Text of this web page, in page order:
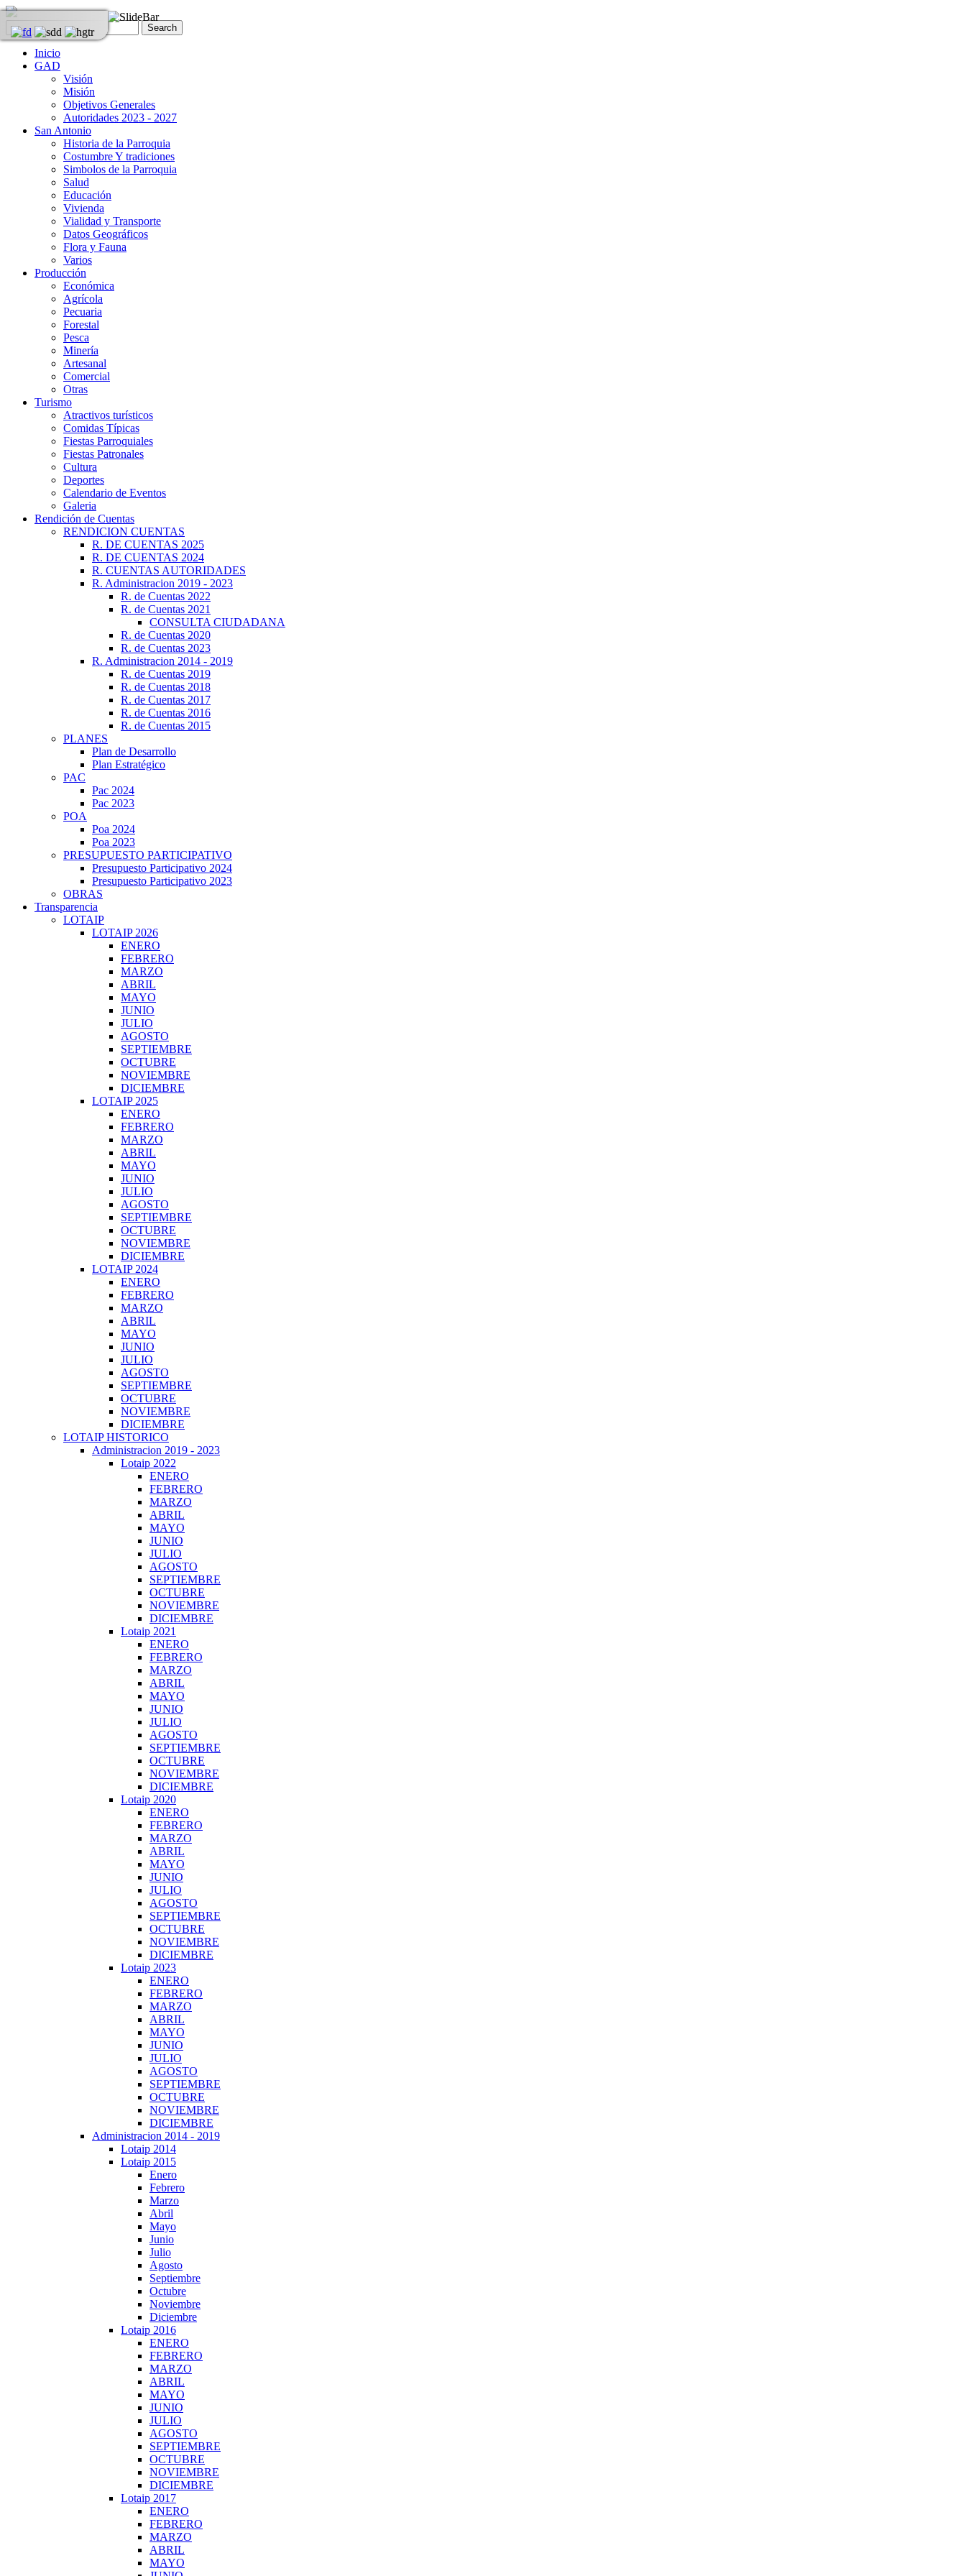
Inicio
GAD
Visión
Misión
Objetivos Generales
Autoridades 2023 - 2027
San Antonio
Historia de la Parroquia
Costumbre Y tradiciones
Simbolos de la Parroquia
Salud
Educación
Vivienda
Vialidad y Transporte
Datos Geográficos
Flora y Fauna
Varios
Producción
Económica
Agrícola
Pecuaria
Forestal
Pesca
Minería
Artesanal
Comercial
Otras
Turismo
Atractivos turísticos
Comidas Típicas
Fiestas Parroquiales
Fiestas Patronales
Cultura
Deportes
Calendario de Eventos
Galeria
Rendición de Cuentas
RENDICION CUENTAS
R. DE CUENTAS 2025
R. DE CUENTAS 2024
R. CUENTAS AUTORIDADES
R. Administracion 2019 - 2023
R. de Cuentas 2022
R. de Cuentas 2021
CONSULTA CIUDADANA
R. de Cuentas 2020
R. de Cuentas 2023
R. Administracion 2014 - 2019
R. de Cuentas 2019
R. de Cuentas 2018
R. de Cuentas 2017
R. de Cuentas 2016
R. de Cuentas 2015
PLANES
Plan de Desarrollo
Plan Estratégico
PAC
Pac 2024
Pac 2023
POA
Poa 2024
Poa 2023
PRESUPUESTO PARTICIPATIVO
Presupuesto Participativo 2024
Presupuesto Participativo 2023
OBRAS
Transparencia
LOTAIP
LOTAIP 2026
ENERO
FEBRERO
MARZO
ABRIL
MAYO
JUNIO
JULIO
AGOSTO
SEPTIEMBRE
OCTUBRE
NOVIEMBRE
DICIEMBRE
LOTAIP 2025
ENERO
FEBRERO
MARZO
ABRIL
MAYO
JUNIO
JULIO
AGOSTO
SEPTIEMBRE
OCTUBRE
NOVIEMBRE
DICIEMBRE
LOTAIP 2024
ENERO
FEBRERO
MARZO
ABRIL
MAYO
JUNIO
JULIO
AGOSTO
SEPTIEMBRE
OCTUBRE
NOVIEMBRE
DICIEMBRE
LOTAIP HISTORICO
Administracion 2019 - 2023
Lotaip 2022
ENERO
FEBRERO
MARZO
ABRIL
MAYO
JUNIO
JULIO
AGOSTO
SEPTIEMBRE
OCTUBRE
NOVIEMBRE
DICIEMBRE
Lotaip 2021
ENERO
FEBRERO
MARZO
ABRIL
MAYO
JUNIO
JULIO
AGOSTO
SEPTIEMBRE
OCTUBRE
NOVIEMBRE
DICIEMBRE
Lotaip 2020
ENERO
FEBRERO
MARZO
ABRIL
MAYO
JUNIO
JULIO
AGOSTO
SEPTIEMBRE
OCTUBRE
NOVIEMBRE
DICIEMBRE
Lotaip 2023
ENERO
FEBRERO
MARZO
ABRIL
MAYO
JUNIO
JULIO
AGOSTO
SEPTIEMBRE
OCTUBRE
NOVIEMBRE
DICIEMBRE
Administracion 2014 - 2019
Lotaip 2014
Lotaip 2015
Enero
Febrero
Marzo
Abril
Mayo
Junio
Julio
Agosto
Septiembre
Octubre
Noviembre
Diciembre
Lotaip 2016
ENERO
FEBRERO
MARZO
ABRIL
MAYO
JUNIO
JULIO
AGOSTO
SEPTIEMBRE
OCTUBRE
NOVIEMBRE
DICIEMBRE
Lotaip 2017
ENERO
FEBRERO
MARZO
ABRIL
MAYO